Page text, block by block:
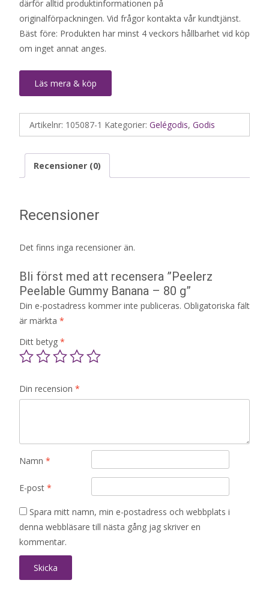
därför alltid produktinformationen på
originalförpackningen. Vid frågor kontakta vår kundtjänst.
Bäst före: Produkten har minst 4 veckors hållbarhet vid köp
om inget annat anges.
Läs mera & köp
Artikelnr: 105087-1 Kategorier: Gelégodis, Godis
Recensioner (0)
Recensioner
Det finns inga recensioner än.
Bli först med att recensera ”Peelerz
Peelable Gummy Banana – 80 g”
Din e-postadress kommer inte publiceras. Obligatoriska fält
är märkta *
Ditt betyg *
Din recension *
Namn *
E-post *
Spara mitt namn, min e-postadress och webbplats i
denna webbläsare till nästa gång jag skriver en
kommentar.